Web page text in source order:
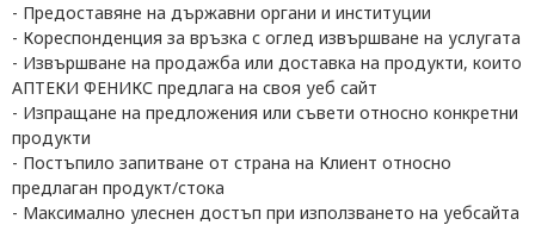
- Предоставяне на държавни органи и институции
- Кореспонденция за връзка с оглед извършване на услугата
- Извършване на продажба или доставка на продукти, които
АПТЕКИ ФЕНИКС предлага на своя уеб сайт
- Изпращане на предложения или съвети относно конкретни
продукти
- Постъпило запитване от страна на Клиент относно
предлаган продукт/стока
- Максимално улеснен достъп при използването на уебсайта